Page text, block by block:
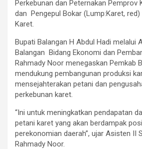
Perkebunan dan Peternakan Pemprov
dan Pengepul Bokar (Lump:Karet,
Karet.
Bupati Balangan H Abdul Hadi melalui
Balangan Bidang Ekonomi dan
Rahmady Noor menegaskan Pemkab
mendukung pembangunan produksi
mensejahterakan petani dan
perkebunan karet.
“Ini untuk meningkatkan pendapatan
petani karet yang akan berdampak
perekonomian daerah”, ujar Asisten II
Rahmady Noor.